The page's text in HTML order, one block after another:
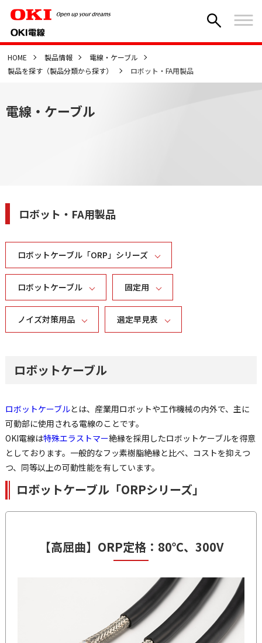
HOME 製品情報
電線・ケーブル
製品を探す（製品分類から探す）
ロボット・FA用製品
電線・ケーブル
ロボット・FA用製品
ロボットケーブル「ORP」シリーズ
ロボットケーブル 固定用
ノイズ対策用品 選定早見表
ロボットケーブル
ロボットケーブルとは、産業用ロボットや工作機械の内外で、主に
可動部に使用される電線のことです。
OKI電線は特殊エラストマー絶縁を採用したロボットケーブルを得意
としております。一般的なフッ素樹脂絶縁と比べ、コストを抑えつ
つ、同等以上の可動性能を有しています。
ロボットケーブル「ORPシリーズ」
【高屈曲】 ORP定格：80℃、300V